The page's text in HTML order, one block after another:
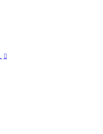
